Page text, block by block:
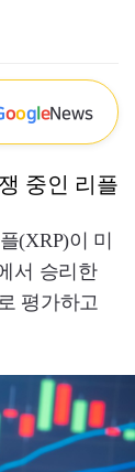
oogleNews
중인 리플
(XRP)이 미
서 승리한
평가하고